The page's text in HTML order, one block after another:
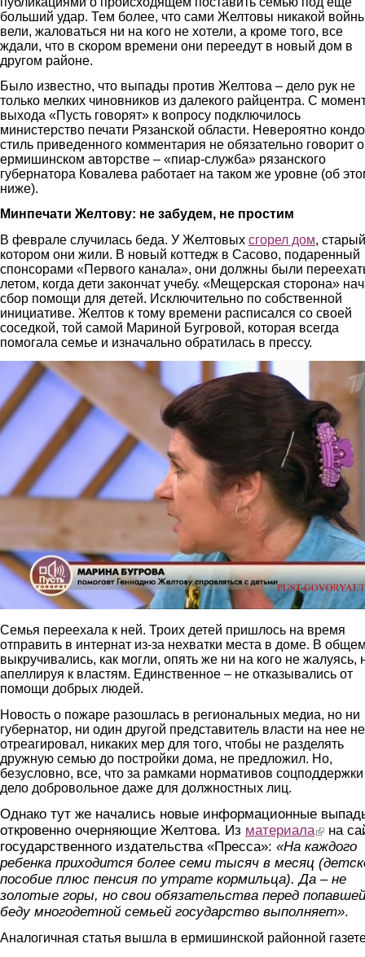
больший удар. Тем более, что сами Желтовы никакой
вели, жаловаться ни на кого не хотели, а кроме того, все
ждали, что в скором времени они переедут в новый дом в
другом районе.
Было известно, что выпады против Желтова – дело рук не
только мелких чиновников из далекого райцентра. С
выхода «Пусть говорят» к вопросу подключилось
министерство печати Рязанской области. Невероятно
стиль приведенного комментария не обязательно говорит о
ермишинском авторстве – «пиар-служба» рязанского
губернатора Ковалева работает на таком же уровне (об
ниже).
Минпечати Желтову: не забудем, не простим
В феврале случилась беда. У Желтовых сгорел дом,
котором они жили. В новый коттедж в Сасово, подаренный
спонсорами «Первого канала», они должны были
летом, когда дети закончат учебу. «Мещерская сторона»
сбор помощи для детей. Исключительно по собственной
инициативе. Желтов к тому времени расписался со своей
соседкой, той самой Мариной Бугровой, которая всегда
помогала семье и изначально обратилась в прессу.
bugrova.jpg
Семья переехала к ней. Троих детей пришлось на время
отправить в интернат из-за нехватки места в доме. В
выкручивались, как могли, опять же ни на кого не жалуясь,
апеллируя к властям. Единственное – не отказывались от
помощи добрых людей.
Новость о пожаре разошлась в региональных медиа, но ни
губернатор, ни один другой представитель власти на нее не
отреагировал, никаких мер для того, чтобы не разделять
дружную семью до постройки дома, не предложил. Но,
безусловно, все, что за рамками нормативов
дело добровольное даже для должностных лиц.
Однако тут же начались новые информационные
откровенно очерняющие Желтова. Из материала(link is
на
государственного издательства «Пресса»: «На каждого
ребенка приходится более семи тысяч в месяц
пособие плюс пенсия по утрате кормильца). Да – не
золотые горы, но свои обязательства перед
беду многодетной семьей государство выполняет».
Аналогичная статья вышла в ермишинской районной